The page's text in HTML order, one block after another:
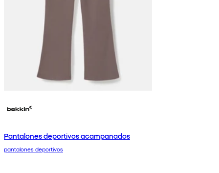
Pantalones deportivos acampanados
pantalones deportivos